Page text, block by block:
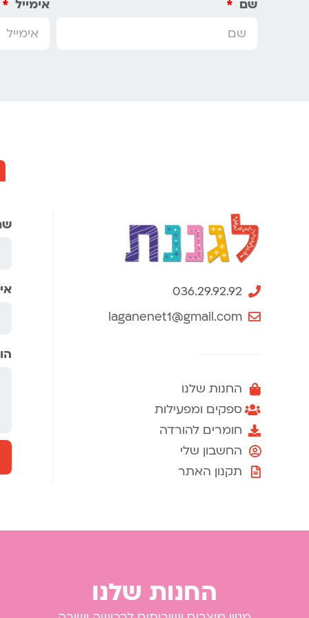
שם אימייל
036.29.92.92
laganenet1@gmail.com
החנות שלנו
ספקים ומפעילות
חומרים להורדה
החשבון שלי
תקנון האתר
החנות שלנו